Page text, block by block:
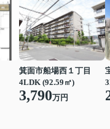
箕面市船場西１丁目
4LDK (92.59㎡)
3,790万円